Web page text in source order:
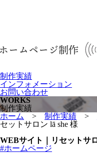
制作実績
インフォメーション
お問い合わせ
WORKS
制作実績
ホーム
> 制作実績 >
セットサロン lā she 様
WEBサイト｜リセットサ
#ホームページ